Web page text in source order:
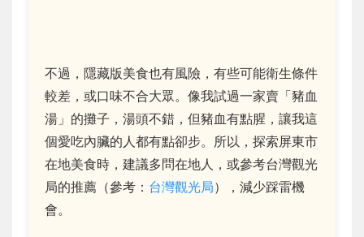
不過，隱藏版美食也有風險，有些可能衛生條件
較差，或口味不合大眾。像我試過一家賣「豬血
湯」的攤子，湯頭不錯，但豬血有點腥，讓我這
個愛吃內臟的人都有點卻步。所以，探索屏東市
在地美食時，建議多問在地人，或參考台灣觀光
局的推薦（參考： 台灣觀光局），減少踩雷機
會。